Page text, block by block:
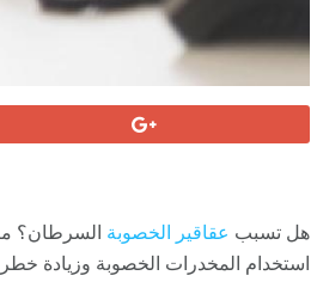
هل تسبب عقاقير الخصوبة السرطان؟
استخدام المخدرات الخصوبة وزيادة خطر